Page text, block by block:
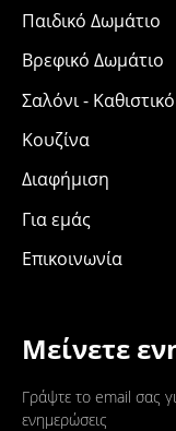
Μείνετε
Γράψτε το email σας
ενημερώσεις
Παιδικό Δωμάτιο
Βρεφικό Δωμάτιο
Σαλόνι - Καθιστικό
Κουζίνα
Διαφήμιση
Για εμάς
Επικοινωνία